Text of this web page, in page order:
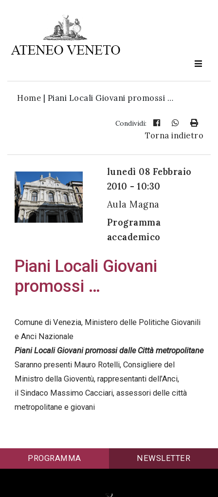
Home | Piani Locali Giovani promossi …
Condividi:
Torna indietro
lunedì 08 Febbraio
2010 - 10:30
Aula Magna
Programma
accademico
Piani Locali Giovani
promossi …
Comune di Venezia, Ministero delle Politiche Giovanili
e Anci Nazionale
Piani Locali Giovani promossi dalle Città metropolitane
Saranno presenti Mauro Rotelli, Consigliere del
Ministro della Gioventù, rappresentanti dell’Anci,
il Sindaco Massimo Cacciari, assessori delle città
metropolitane e giovani
Ateneo
è
cultura
newsletter:
Acconsento
all'uso dei
accordo
con il
decreto
legislativo
196/03
successo!
PROGRAMMA NEWSLETTER